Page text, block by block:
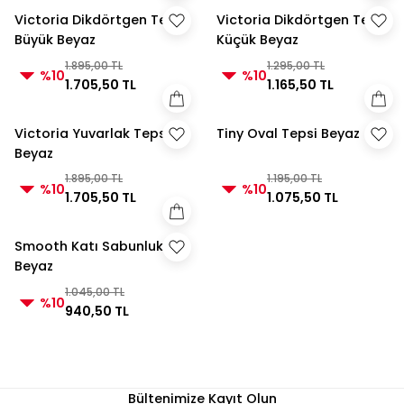
Victoria Dikdörtgen Tepsi
Büyük Beyaz
%10
1.895,00 TL
1.705,50 TL
Victoria Dikdörtgen Tepsi
Küçük Beyaz
%10
1.295,00 TL
1.165,50 TL
Victoria Yuvarlak Tepsi
Beyaz
%10
1.895,00 TL
1.705,50 TL
Tiny Oval Tepsi Beyaz
%10
1.195,00 TL
1.075,50 TL
Smooth Katı Sabunluk
Beyaz
%10
1.045,00 TL
940,50 TL
Bültenimize Kayıt Olun